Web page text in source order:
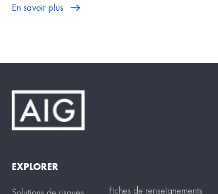
En savoir plus
EXPLORER
Fiches de renseignements